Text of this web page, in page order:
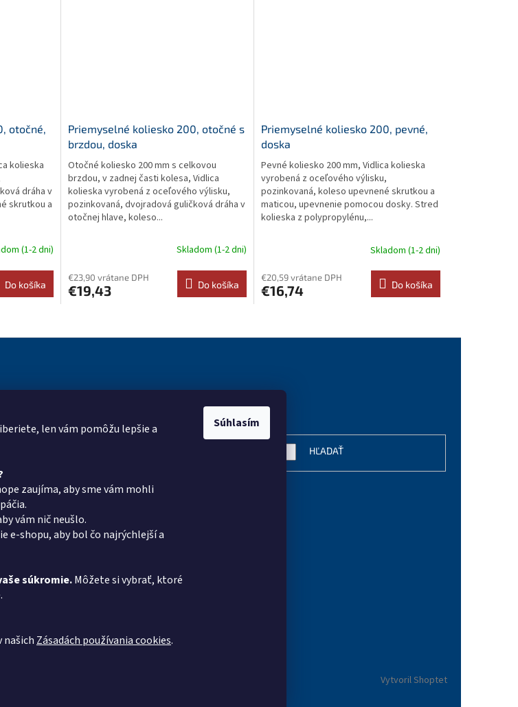
len vám pomôžu lepšie a
zaujíma, aby sme vám mohli
vám nič neušlo.
e-shopu, aby bol čo najrýchlejší a
súkromie.Môžete si vybrať, ktoré
našich Zásadách používania cookies.
Súhlasím
otočné,
kolieska
dráha v
skrutkou a
(1-2 dni)
Do košíka
Priemyselné koliesko 200, otočné s
brzdou, doska
Otočné koliesko 200 mm s celkovou
brzdou, v zadnej časti kolesa, Vidlica
kolieska vyrobená z oceľového výlisku,
pozinkovaná, dvojradová guličková dráha v
otočnej hlave, koleso...
Skladom (1-2 dni)
€23,90 vrátane DPH
€19,43 Do košíka
Priemyselné koliesko 200, pevné,
doska
Pevné koliesko 200 mm, Vidlica kolieska
vyrobená z oceľového výlisku,
pozinkovaná, koleso upevnené skrutkou a
maticou, upevnenie pomocou dosky. Stred
kolieska z polypropylénu,...
Skladom (1-2 dni)
€20,59 vrátane DPH
€16,74 Do košíka
v
a
p
+420734621131
Vyhľadávanie
HĽADAŤ
Vytvoril Shoptet